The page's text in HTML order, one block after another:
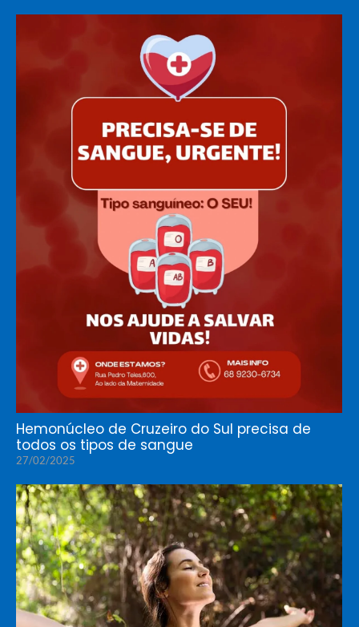
Hemonúcleo de Cruzeiro do Sul precisa de
todos os tipos de sangue
27/02/2025